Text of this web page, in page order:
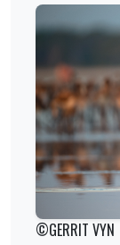
©GERRIT VYN